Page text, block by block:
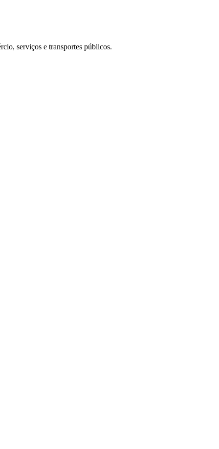
serviços e transportes públicos.